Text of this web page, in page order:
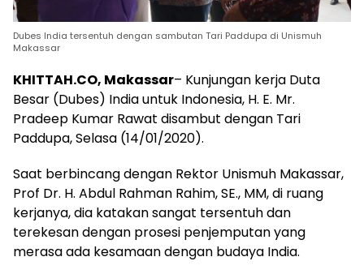
Dubes India tersentuh dengan sambutan Tari Paddupa di Unismuh
Makassar
KHITTAH.CO, Makassar– Kunjungan kerja Duta
Besar (Dubes) India untuk Indonesia, H. E. Mr.
Pradeep Kumar Rawat disambut dengan Tari
Paddupa, Selasa (14/01/2020).
Saat berbincang dengan Rektor Unismuh Makassar,
Prof Dr. H. Abdul Rahman Rahim, SE., MM, di ruang
kerjanya, dia katakan sangat tersentuh dan
terekesan dengan prosesi penjemputan yang
merasa ada kesamaan dengan budaya India.